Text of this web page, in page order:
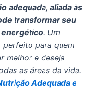
adequada, aliada às
transformar seu
. Um
perfeito para quem
melhor e deseja
as áreas da vida.
Adequada e